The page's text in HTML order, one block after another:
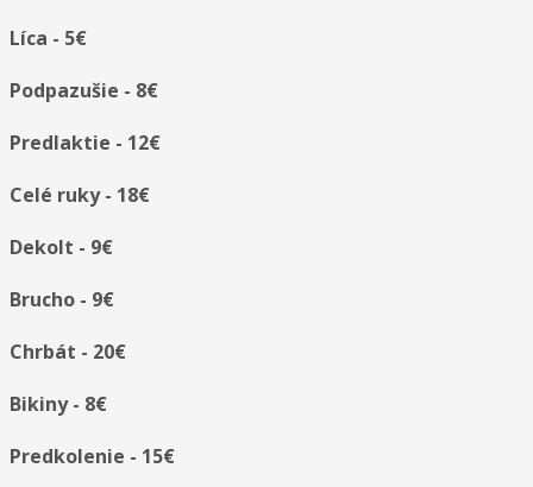
Líca - 5€
Podpazušie - 8€
Predlaktie - 12€
Celé ruky - 18€
Dekolt - 9€
Brucho - 9€
Chrbát - 20€
Bikiny - 8€
Predkolenie - 15€